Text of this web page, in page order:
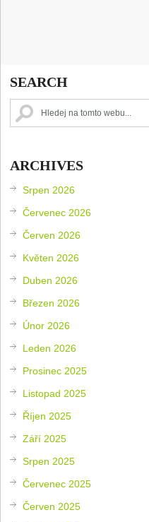
SEARCH
ARCHIVES
Srpen 2026
Červenec 2026
Červen 2026
Květen 2026
Duben 2026
Březen 2026
Únor 2026
Leden 2026
Prosinec 2025
Listopad 2025
Říjen 2025
Září 2025
Srpen 2025
Červenec 2025
Červen 2025